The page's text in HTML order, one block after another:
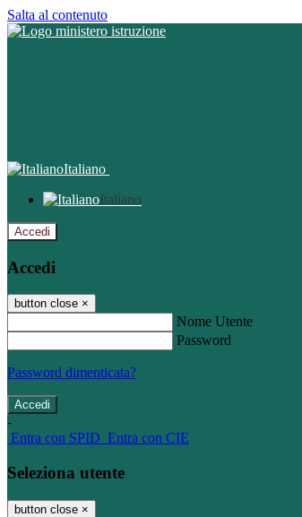
Salta al contenuto
Italiano
Italiano
Accedi
Accedi
button close ×
Nome Utente
Password
Password dimenticata?
-
Entra con SPID Entra con CIE
Seleziona utente
button close ×